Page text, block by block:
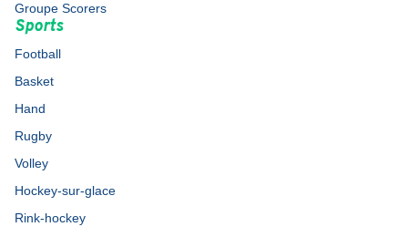
Groupe Scorers
Sports
Football
Basket
Hand
Rugby
Volley
Hockey-sur-glace
Rink-hockey